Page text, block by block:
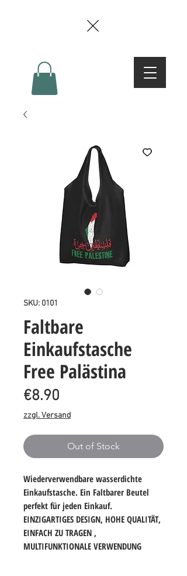
SKU: 0101
Faltbare
Einkaufstasche
Free Palästina
€8.90
zzgl. Versand
Out of Stock
Wiederverwendbare wasserdichte
Einkaufstasche. Ein Faltbarer Beutel
perfekt für jeden Einkauf.
EINZIGARTIGES DESIGN, HOHE QUALITÄT,
EINFACH ZU TRAGEN ,
MULTIFUNKTIONALE VERWENDUNG